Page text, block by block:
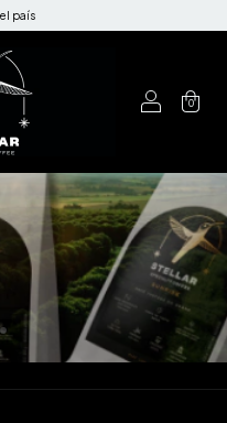
país
0